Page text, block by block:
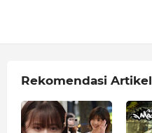
Rekomendasi Artikel